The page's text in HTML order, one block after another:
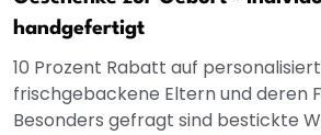
handgefertigt
10 Prozent Rabatt auf
frischgebackene Eltern und deren
Besonders gefragt sind bestickte